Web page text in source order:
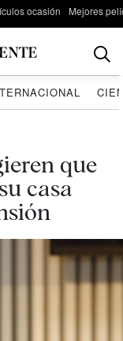
ocasión Mejores
que
casa